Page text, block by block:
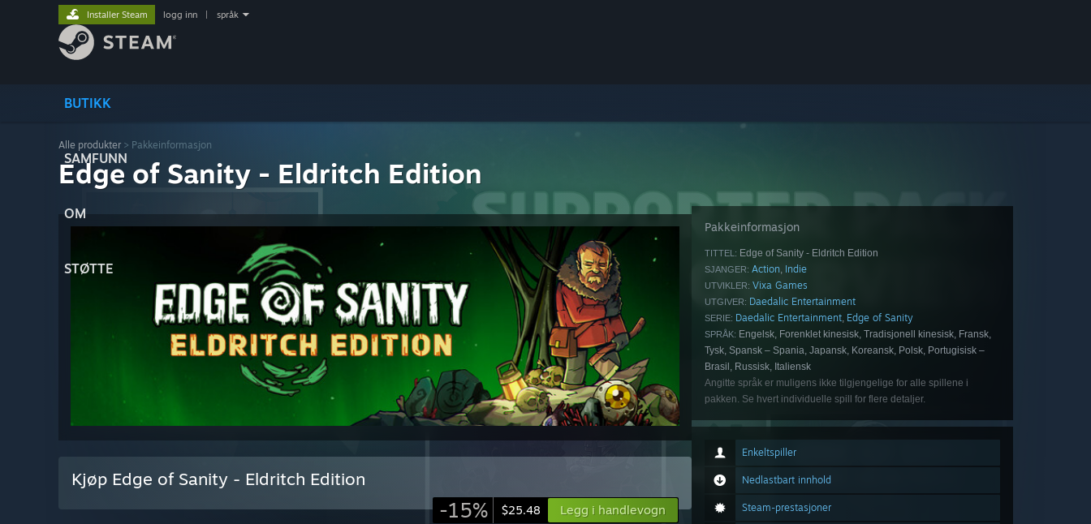
BUTIKK
SAMFUNN
OM
STØTTE
Installer Steam logg inn språk
Alle produkter > Pakkeinformasjon
Edge of Sanity - Eldritch Edition
Kjøp Edge of Sanity - Eldritch Edition
-15% $25.48 Legg i handlevogn
Pakkeinformasjon
TITTEL: Edge of Sanity - Eldritch Edition
SJANGER: Action, Indie
UTVIKLER: Vixa Games
UTGIVER: Daedalic Entertainment
SERIE: Daedalic Entertainment, Edge of Sanity
SPRÅK: Engelsk, Forenklet kinesisk, Tradisjonell kinesisk, Fransk,
Tysk, Spansk – Spania, Japansk, Koreansk, Polsk, Portugisisk –
Brasil, Russisk, Italiensk
Angitte språk er muligens ikke tilgjengelige for alle spillene i
pakken. Se hvert individuelle spill for flere detaljer.
Enkeltspiller
Nedlastbart innhold
Steam-prestasjoner